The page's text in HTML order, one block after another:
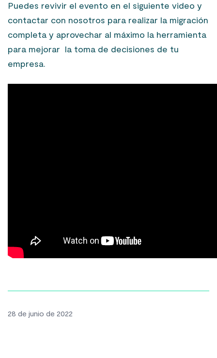
Puedes revivir el evento en el siguiente video y
contactar con nosotros para realizar la migración
completa y aprovechar al máximo la herramienta
para mejorar la toma de decisiones de tu
empresa.
28 de junio de 2022